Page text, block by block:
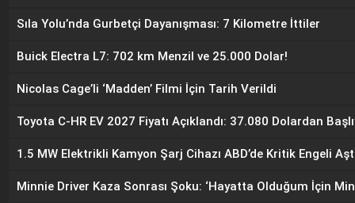
Sıla Yolu’nda Gurbetçi Dayanışması: 7 Kilometre İttiler
Buick Electra L7: 702 km Menzil ve 25.000 Dolar!
Nicolas Cage’li ‘Madden’ Filmi İçin Tarih Verildi
Toyota C-HR EV 2027 Fiyatı Açıklandı: 37.080 Dolardan
1.5 MW Elektrikli Kamyon Şarj Cihazı ABD’de Kritik Engeli
Minnie Driver Kaza Sonrası Şoku: ‘Hayatta Olduğum İçin